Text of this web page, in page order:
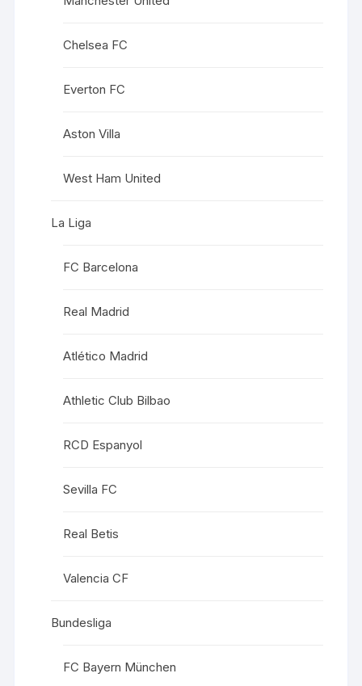
Chelsea FC
Everton FC
Aston Villa
West Ham United
La Liga
FC Barcelona
Real Madrid
Atlético Madrid
Athletic Club Bilbao
RCD Espanyol
Sevilla FC
Real Betis
Valencia CF
Bundesliga
FC Bayern München